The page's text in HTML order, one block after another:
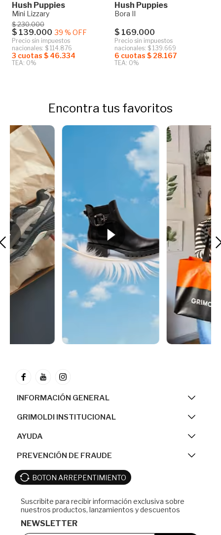
Hush Puppies
Mini Lizzary
$ 230.000
$ 139.000 39 % OFF
Precio sin impuestos
nacionales: $ 114.876
3 cuotas $ 46.334
TEA: 0%
Hush Puppies
Bora II
$ 169.000
Precio sin impuestos
nacionales: $ 139.669
6 cuotas $ 28.167
TEA: 0%
INFORMACIÓN GENERAL
GRIMOLDI INSTITUCIONAL
AYUDA
PREVENCIÓN DE FRAUDE
BOTON ARREPENTIMIENTO
NEWSLETTER